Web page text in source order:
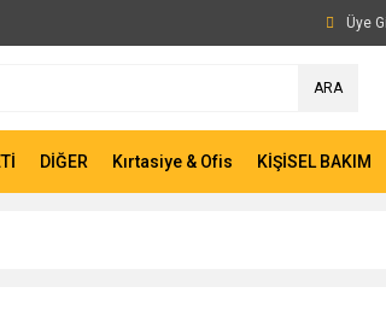
Üye
ARA
DİĞER Kırtasiye & Ofis KİŞİSEL BAKIM